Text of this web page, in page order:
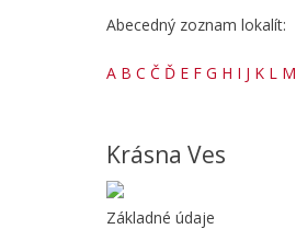
Abecedný zoznam lokalít:
A B C Č Ď E F G H I J K L M
Krásna Ves
Základné údaje